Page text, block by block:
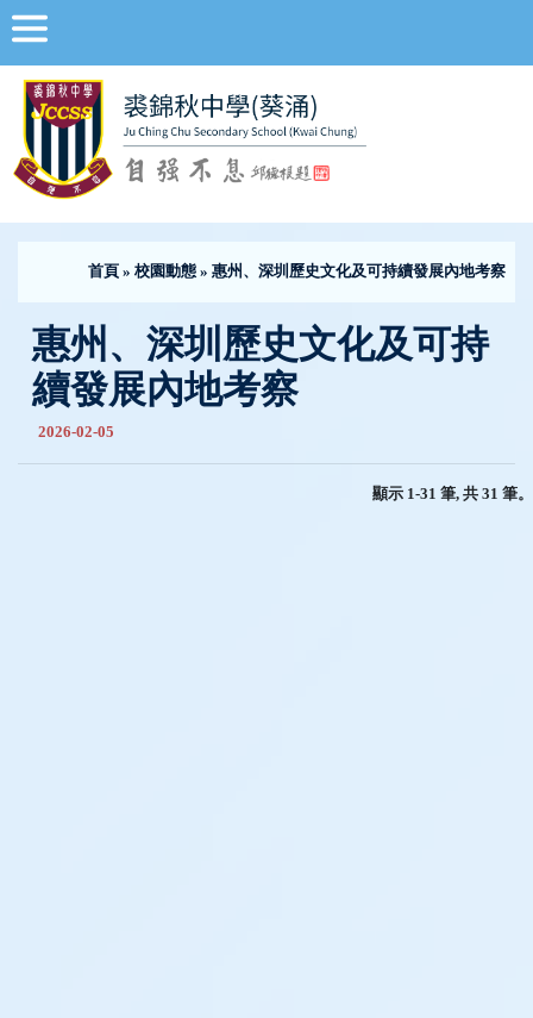
首頁 » 校園動態 » 惠州、深圳歷史文化及可持續發展內地考察
惠州、深圳歷史文化及可持
續發展內地考察
2026-02-05
顯示 1-31 筆, 共 31 筆。